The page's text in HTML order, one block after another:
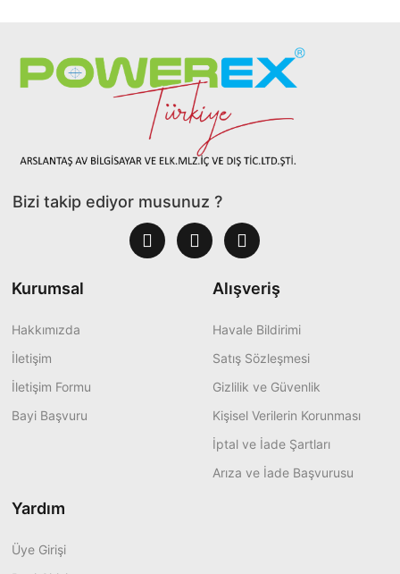
Bizi takip ediyor musunuz ?
Kurumsal
Hakkımızda
İletişim
İletişim Formu
Bayi Başvuru
Alışveriş
Havale Bildirimi
Satış Sözleşmesi
Gizlilik ve Güvenlik
Kişisel Verilerin Korunması
İptal ve İade Şartları
Arıza ve İade Başvurusu
Yardım
Üye Girişi